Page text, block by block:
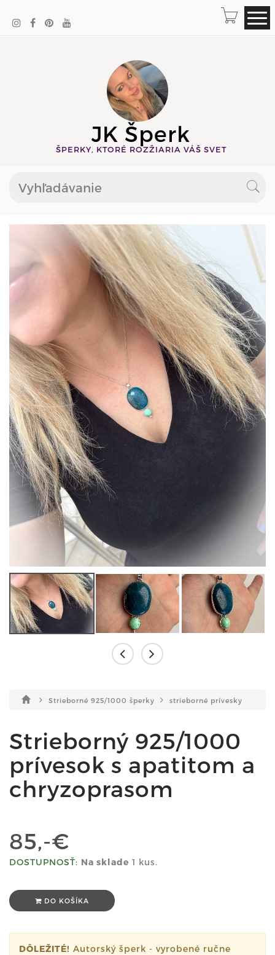
JK Šperk
ŠPERKY, KTORÉ ROZŽIARIA VÁŠ SVET
Strieborné 925/1000 šperky strieborné prívesky
Strieborný 925/1000
prívesok s apatitom a
chryzoprasom
85,-€
DOSTUPNOSŤ: Na sklade 1 kus.
DO KOŠÍKA
DÔLEŽITÉ! Autorský šperk - vyrobené ručne